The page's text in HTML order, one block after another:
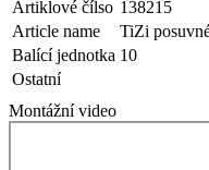
Artiklové čílso 138215
Article name
TiZi
Balící jednotka 10
Ostatní
Montážní video